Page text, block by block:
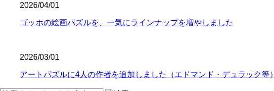
2026/04/01
ゴッホの絵画パズルを、一気にラインナップを増やしました
2026/03/01
アートパズルに4人の作者を追加しました（エドマンド・デュラック等）